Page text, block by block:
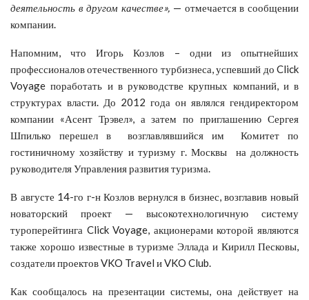
деятельность в другом качестве», — отмечается в сообщении
компании.
Напомним, что Игорь Козлов – одни из опытнейших
профессионалов отечественного турбизнеса, успевший до Click
Voyage поработать и в руководстве крупных компаний, и в
структурах власти. До 2012 года он являлся гендиректором
компании «Асент Трэвел», а затем по приглашению Сергея
Шпилько перешел в возглавлявшийся им Комитет по
гостиничному хозяйству и туризму г. Москвы на должность
руководителя Управления развития туризма.
В августе 14-го г-н Козлов вернулся в бизнес, возглавив новый
новаторский проект — высокотехнологичную систему
туроперейтинга Click Voyage, акционерами которой являются
также хорошо известные в туризме Эллада и Кирилл Песковы,
создатели проектов VKO Travel и VKO Club.
Как сообщалось на презентации системы, она действует на